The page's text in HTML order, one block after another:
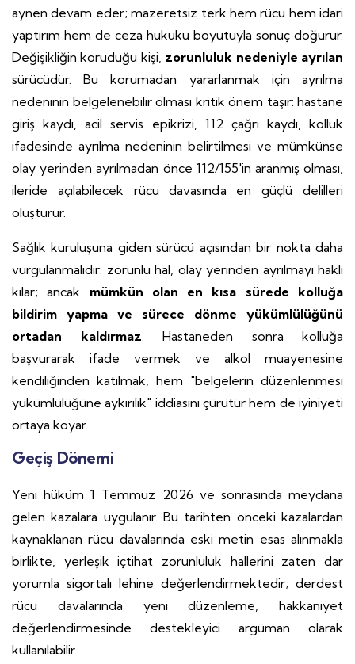
aynen devam eder; mazeretsiz terk hem rücu hem idari
yaptırım hem de ceza hukuku boyutuyla sonuç doğurur.
Değişikliğin koruduğu kişi, zorunluluk nedeniyle ayrılan
sürücüdür. Bu korumadan yararlanmak için ayrılma
nedeninin belgelenebilir olması kritik önem taşır: hastane
giriş kaydı, acil servis epikrizi, 112 çağrı kaydı, kolluk
ifadesinde ayrılma nedeninin belirtilmesi ve mümkünse
olay yerinden ayrılmadan önce 112/155'in aranmış olması,
ileride açılabilecek rücu davasında en güçlü delilleri
oluşturur.
Sağlık kuruluşuna giden sürücü açısından bir nokta daha
vurgulanmalıdır: zorunlu hal, olay yerinden ayrılmayı haklı
kılar; ancak mümkün olan en kısa sürede kolluğa
bildirim yapma ve sürece dönme yükümlülüğünü
ortadan kaldırmaz. Hastaneden sonra kolluğa
başvurarak ifade vermek ve alkol muayenesine
kendiliğinden katılmak, hem "belgelerin düzenlenmesi
yükümlülüğüne aykırılık" iddiasını çürütür hem de iyiniyeti
ortaya koyar.
Geçiş Dönemi
Yeni hüküm 1 Temmuz 2026 ve sonrasında meydana
gelen kazalara uygulanır. Bu tarihten önceki kazalardan
kaynaklanan rücu davalarında eski metin esas alınmakla
birlikte, yerleşik içtihat zorunluluk hallerini zaten dar
yorumla sigortalı lehine değerlendirmektedir; derdest
rücu davalarında yeni düzenleme, hakkaniyet
değerlendirmesinde destekleyici argüman olarak
kullanılabilir.